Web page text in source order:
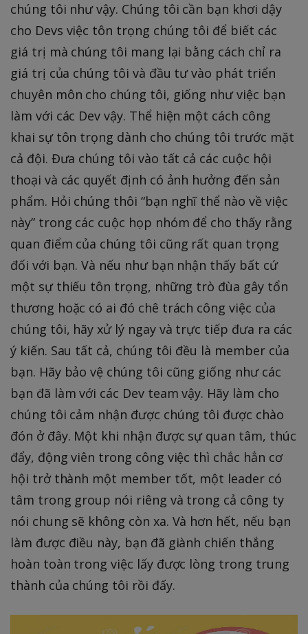
chúng tôi như vậy. Chúng tôi cần bạn khơi dậy
cho Devs việc tôn trọng chúng tôi để biết các
giá trị mà chúng tôi mang lại bằng cách chỉ ra
giá trị của chúng tôi và đầu tư vào phát triển
chuyên môn cho chúng tôi, giống như việc bạn
làm với các Dev vậy. Thể hiện một cách công
khai sự tôn trọng dành cho chúng tôi trước mặt
cả đội. Đưa chúng tôi vào tất cả các cuộc hội
thoại và các quyết định có ảnh hưởng đến sản
phẩm. Hỏi chúng thôi “bạn nghĩ thể nào về việc
này” trong các cuộc họp nhóm để cho thấy rằng
quan điểm của chúng tôi cũng rất quan trọng
đối với bạn. Và nếu như bạn nhận thấy bất cứ
một sự thiếu tôn trọng, những trò đùa gây tổn
thương hoặc có ai đó chê trách công việc của
chúng tôi, hãy xử lý ngay và trực tiếp đưa ra các
ý kiến. Sau tất cả, chúng tôi đều là member của
bạn. Hãy bảo vệ chúng tôi cũng giống như các
bạn đã làm với các Dev team vậy. Hãy làm cho
chúng tôi cảm nhận được chúng tôi được chào
đón ở đây. Một khi nhận được sự quan tâm, thúc
đẩy, động viên trong công việc thì chắc hẳn cơ
hội trở thành một member tốt, một leader có
tâm trong group nói riêng và trong cả công ty
nói chung sẽ không còn xa. Và hơn hết, nếu bạn
làm được điều này, bạn đã giành chiến thắng
hoàn toàn trong việc lấy được lòng trong trung
thành của chúng tôi rồi đấy.